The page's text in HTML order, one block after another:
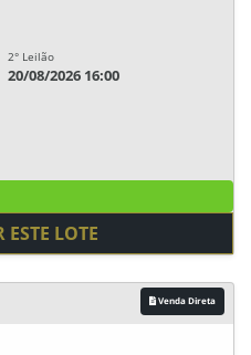
2° Leilão
20/08/2026 16:00
ESTE LOTE
Venda Direta